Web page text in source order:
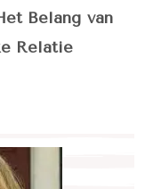
Belang van
Relatie